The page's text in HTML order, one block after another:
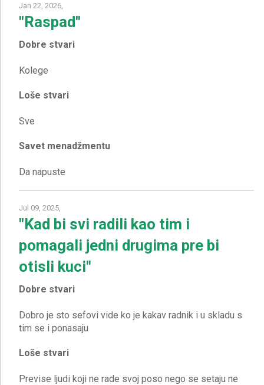
Jan 22, 2026,
"Raspad"
Dobre stvari
Loše stvari
Savet menadžmentu
Jul 09, 2025,
"Kad bi svi radili kao tim i
pomagali jedni drugima pre bi
otisli kuci"
Dobre stvari
Dobro je sto sefovi vide ko je kakav radnik i u skladu s
Loše stvari
Previse ljudi koji ne rade svoj poso nego se setaju ne